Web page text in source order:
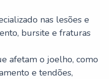
nas lesões e
bursite e fraturas
afetam o joelho, como
e tendões,